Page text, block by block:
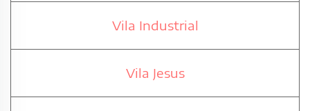
Vila Industrial
Vila Jesus